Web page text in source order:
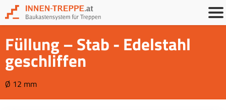
Füllung – Stab - Edelstahl
geschliffen
Ø 12 mm